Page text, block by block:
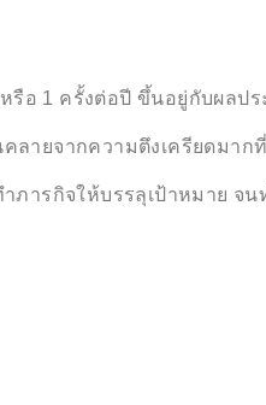
อ 1 ครั้งต่อปี ขึ้นอยู่กับผลป
ยจากความตึงเครียดมาก
รกิจให้บรรลุเป้าหมาย จน